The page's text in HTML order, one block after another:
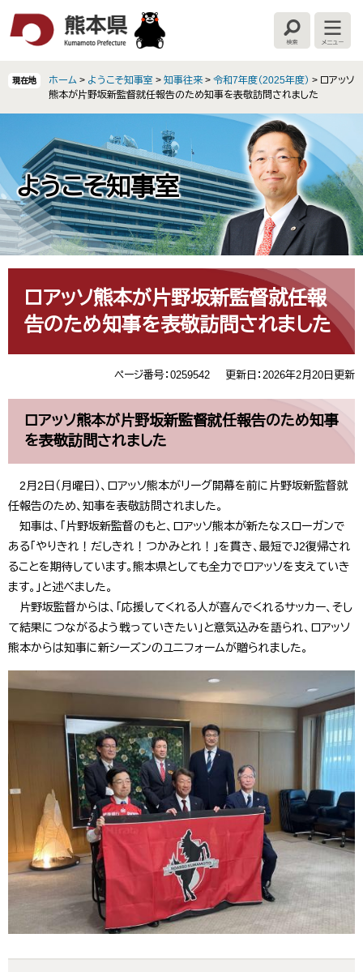
本
文
へ
検
索
メ
ニ
ー
現在地 ホーム > ようこそ知事室 > 知事往来 > 令和7年度（2025年度） > ロアッソ
熊本が片野坂新監督就任報告のため知事を表敬訪問されました
ようこそ知事室
ロアッソ熊本が片野坂新監督就任報
告のため知事を表敬訪問されました
ページ番号：0259542 更新日：2026年2月20日更新
ロアッソ熊本が片野坂新監督就任報告のため知事
を表敬訪問されました
2月2日（月曜日）、ロアッソ熊本がリーグ開幕を前に片野坂新監督就
任報告のため、知事を表敬訪問されました。
知事は、「片野坂新監督のもと、ロアッソ熊本が新たなスローガンで
ある「やりきれ！だしきれ！つかみとれ！」を貫き、最短でJ2復帰され
ることを期待しています。熊本県としても全力でロアッソを支えていき
ます。」と述べました。
片野坂監督からは、「応援してくれる人が喜んでくれるサッカー、そし
て結果につながるよう戦っていきたい」と意気込みを語られ、ロアッソ
熊本からは知事に新シーズンのユニフォームが贈られました。